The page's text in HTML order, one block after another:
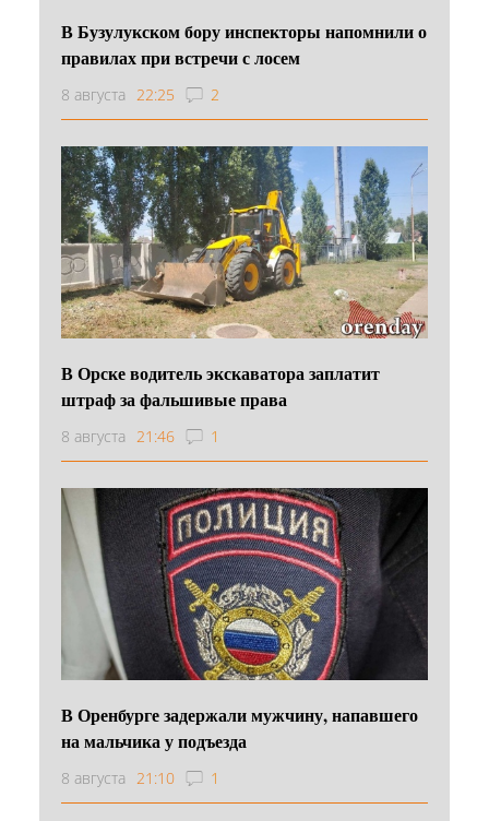
В Бузулукском бору инспекторы напомнили о
правилах при встречи с лосем
8 августа 22:25 2
В Орске водитель экскаватора заплатит
штраф за фальшивые права
8 августа 21:46 1
В Оренбурге задержали мужчину, напавшего
на мальчика у подъезда
8 августа 21:10 1